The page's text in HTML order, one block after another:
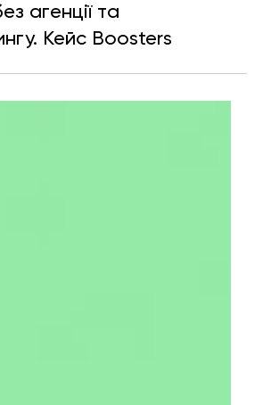
дизайн продуктової
агенції та
Кейс Boosters